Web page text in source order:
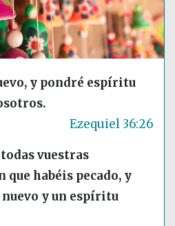
y pondré espíritu
Ezequiel 36:26
vuestras
habéis pecado, y
nuevo y un espíritu